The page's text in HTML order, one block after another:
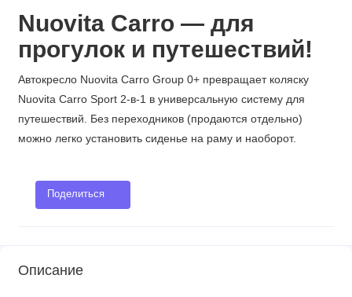
Nuovita Carro — для
прогулок и путешествий!
Автокресло Nuovita Carro Group 0+ превращает коляску
Nuovita Carro Sport 2-в-1 в универсальную систему для
путешествий. Без переходников (продаются отдельно)
можно легко установить сиденье на раму и наоборот.
Поделиться
Описание